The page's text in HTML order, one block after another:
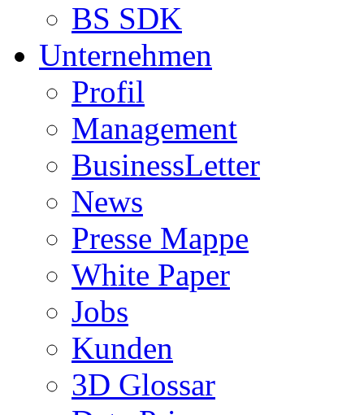
BS SDK
Unternehmen
Profil
Management
BusinessLetter
News
Presse Mappe
White Paper
Jobs
Kunden
3D Glossar